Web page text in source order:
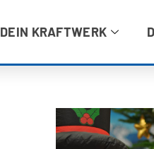
DEIN KRAFTWERK